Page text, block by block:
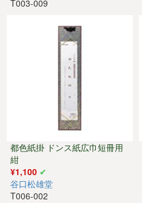
T003-009
都色紙掛 ドンス紙広巾短冊用
紺
¥1,100
谷口松雄堂
T006-002